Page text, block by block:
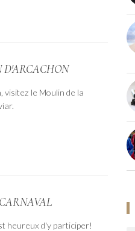
D'ARCACHON
visitez le Moulin de la
heureux d'y participer!